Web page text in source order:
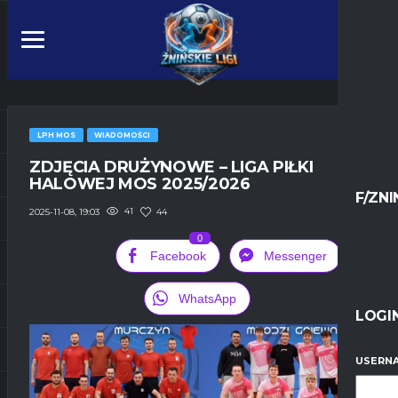
F/
LPH MOS WIADOMOŚCI
ZDJĘCIA DRUŻYNOWE – LIGA PIŁKI
HALOWEJ MOS 2025/2026
2025-11-08, 19:03 41 44
Facebook
0
Messenger
WhatsApp